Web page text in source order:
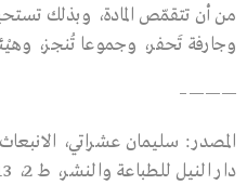
من أن تتقمّص المادة، وبذلك
وجارفة تَحفر، وجموعا تُنجز،
———–
المصدر : سليمان عشراتي،
دار النيل للطباعة والنشر، ط 2، 2013، ص:53-55.